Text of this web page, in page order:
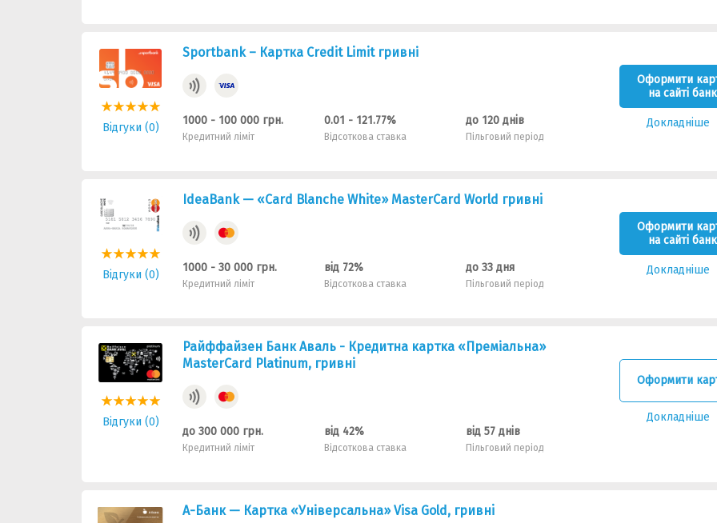
Відгуки (0)
Sportbank – Картка Credit Limit гривні
1000 - 100 000 грн.
Кредитний ліміт
0.01 - 121.77%
Відсоткова ставка
до 120 днів
Пільговий період
Оформити
на сайті
Докладніше
Відгуки (0)
IdeaBank — «Card Blanche White» MasterCard World гривнi
1000 - 30 000 грн.
Кредитний ліміт
від 72%
Відсоткова ставка
до 33 дня
Пільговий період
Оформити
на сайті
Докладніше
Відгуки (0)
Райффайзен Банк Аваль - Кредитна картка «Преміальна»
MasterCard Platinum, гривні
до 300 000 грн.
Кредитний ліміт
від 42%
Відсоткова ставка
від 57 днів
Пільговий період
Оформити
Докладніше
А-Банк — Картка «Універсальна» Visa Gold, гривнi